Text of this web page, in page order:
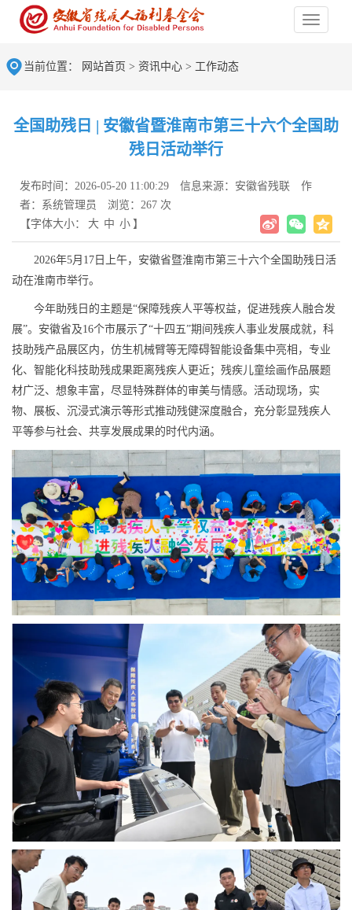
当前位置： 网站首页 > 资讯中心 > 工作动态
全国助残日 | 安徽省暨淮南市第三十六个全国助
残日活动举行
发布时间：2026-05-20 11:00:29 信息来源：安徽省残联
作
者：系统管理员
浏览：267 次
【字体大小：
大 中 小 】
2026年5月17日上午，安徽省暨淮南市第三十六个全国助残日活
动在淮南市举行。
今年助残日的主题是“保障残疾人平等权益，促进残疾人融合发
展”。安徽省及16个市展示了“十四五”期间残疾人事业发展成就，科
技助残产品展区内，仿生机械臂等无障碍智能设备集中亮相，专业
化、智能化科技助残成果距离残疾人更近；残疾儿童绘画作品展题
材广泛、想象丰富，尽显特殊群体的审美与情感。活动现场，实
物、展板、沉浸式演示等形式推动残健深度融合，充分彰显残疾人
平等参与社会、共享发展成果的时代内涵。